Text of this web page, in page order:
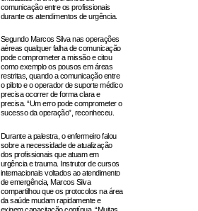
comunicação entre os profissionais
durante os atendimentos de urgência.
Segundo Marcos Silva nas operações
aéreas qualquer falha de comunicação
pode comprometer a missão e citou
como exemplo os pousos em áreas
restritas, quando a comunicação entre
o piloto e o operador de suporte médico
precisa ocorrer de forma clara e
precisa. “Um erro pode comprometer o
sucesso da operação”, reconheceu.
Durante a palestra, o enfermeiro falou
sobre a necessidade de atualização
dos profissionais que atuam em
urgência e trauma. Instrutor de cursos
internacionais voltados ao atendimento
de emergência, Marcos Silva
compartilhou que os protocolos na área
da saúde mudam rapidamente e